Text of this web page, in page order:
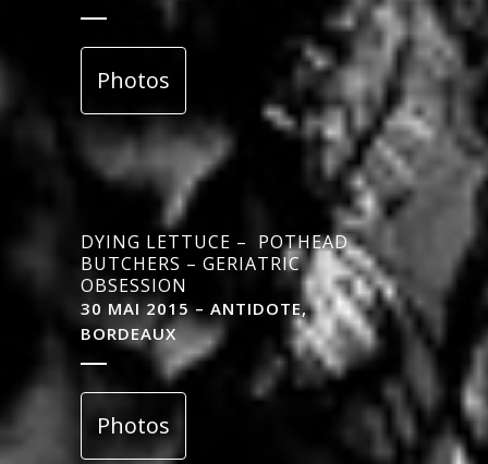
Photos
DYING LETTUCE – POTHEAD
BUTCHERS – GERIATRIC
OBSESSION
30 MAI 2015 – ANTIDOTE,
BORDEAUX
Photos